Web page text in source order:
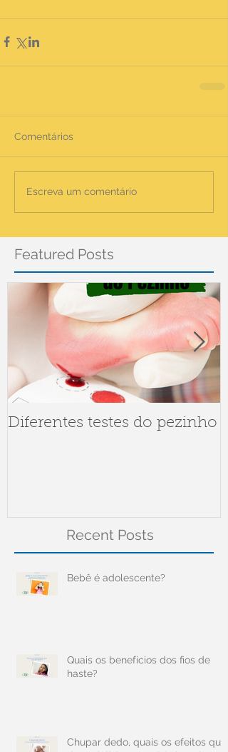
Comentários
Escreva um comentário
Featured Posts
Diferentes testes do pezinho
Recent Posts
Bebê é adolescente?
Quais os benefícios dos fios de
haste?
Chupar dedo, quais os efeitos que